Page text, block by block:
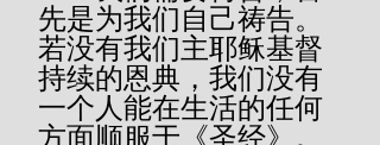
先是为我们自己祷告。
若没有我们主耶稣基督
持续的恩典，我们没有
一个人能在生活的任何
方面顺服于《圣经》。